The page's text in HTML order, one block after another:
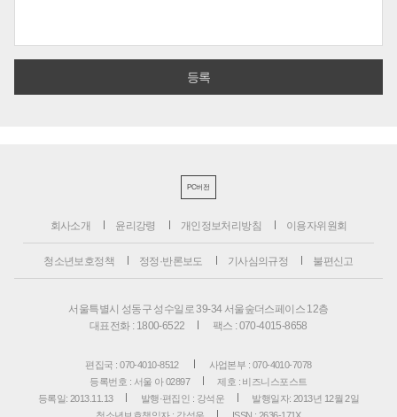
PC버전
회사소개 윤리강령 개인정보처리방침 이용자위원회
청소년보호정책 정정·반론보도 기사심의규정 불편신고
서울특별시 성동구 성수일로 39-34 서울숲더스페이스 12층
대표전화 : 1800-6522
팩스 : 070-4015-8658
편집국 : 070-4010-8512
사업본부 : 070-4010-7078
등록번호 : 서울 아 02897
제호 : 비즈니스포스트
등록일: 2013.11.13
발행·편집인 : 강석운
발행일자: 2013년 12월 2일